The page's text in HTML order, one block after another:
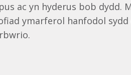
ac yn hyderus bob dydd.
ymarferol hanfodol